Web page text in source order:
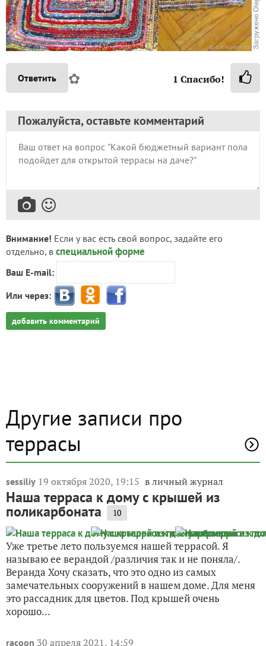
Ответить ✿ 1 Спасибо!
Пожалуйста, оставьте комментарий
Внимание! Если у вас есть свой вопрос, задайте его
отдельно, в специальной форме
Ваш E-mail:
Или через:
добавить комментарий
Другие записи про
террасы
sessiliy 19 октября 2020, 19:15 в личный журнал
Наша терраса к дому с крышей из
поликарбоната 10
Уже третье лето пользуемся нашей террасой. Я
называю ее верандой /различия так и не поняла/.
Веранда Хочу сказать, что это одно из самых
замечательных сооружений в нашем доме. Для меня
это рассадник для цветов. Под крышей очень
хорошо...
racoon 30 апреля 2021, 14:59